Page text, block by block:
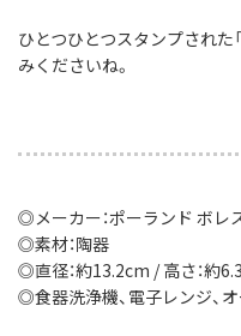
ひとつひとつスタンプされた
みくださいね。
◎メーカー：ポーランド ボレ
◎素材：陶器
◎直径：約13.2cm / 高さ：約
◎食器洗浄機、電子レンジ、オ